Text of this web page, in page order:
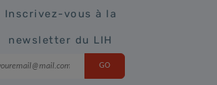
Inscrivez-vous à la
newsletter du LIH